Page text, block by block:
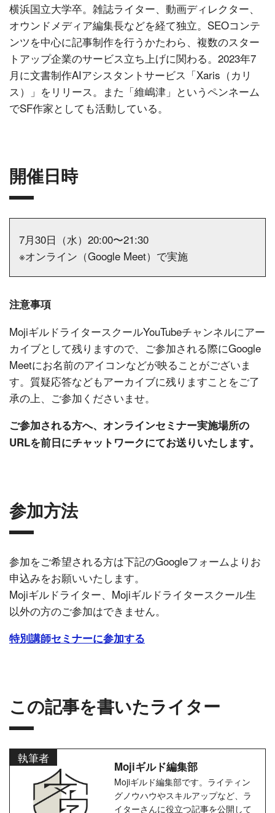
横浜国立大学卒。雑誌ライター、動画ディレクター、
オウンドメディア編集長などを経て独立。SEOコンテ
ンツを中心に記事制作を行うかたわら、複数のスター
トアップ企業のサービス立ち上げに関わる。2023年7
月に文書制作AIアシスタントサービス「Xaris（カリ
ス）」をリリース。また「維嶋津」というペンネーム
でSF作家としても活動している。
開催日時
7月30日（水）20:00〜21:30
※オンライン（Google Meet）で実施
注意事項
MojiギルドライタースクールYouTubeチャンネルにアー
カイブとして残りますので、ご参加される際にGoogle
Meetにお名前のアイコンなどが映ることがございま
す。質疑応答などもアーカイブに残りますことをご了
承の上、ご参加くださいませ。
ご参加される方へ、オンラインセミナー実施場所の
URLを前日にチャットワークにてお送りいたします。
参加方法
参加をご希望される方は下記のGoogleフォームよりお
申込みをお願いいたします。
Mojiギルドライター、Mojiギルドライタースクール生
以外の方のご参加はできません。
特別講師セミナーに参加する
この記事を書いたライター
執筆者
Mojiギルド編集部
Mojiギルド編集部です。ライティン
グノウハウやスキルアップなど、ラ
イターさんに役立つ記事を公開して